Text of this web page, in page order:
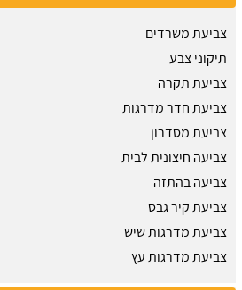
צביעת משרדים
תיקוני צבע
צביעת תקרה
צביעת חדר מדרגות
צביעת מסדרון
צביעה חיצונית לבית
צביעה בהתזה
צביעת קיר גבס
צביעת מדרגות שיש
צביעת מדרגות עץ